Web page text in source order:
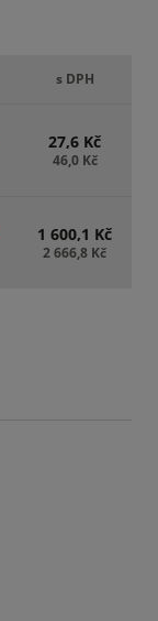
s DPH
27,6 Kč
46,0 Kč
1 600,1 Kč
2 666,8 Kč